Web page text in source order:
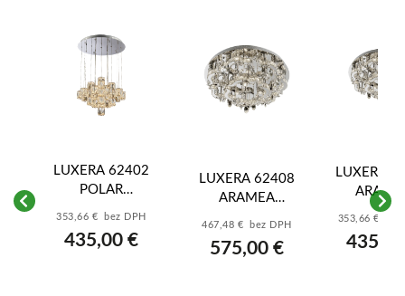
LUXERA 62402
POLAR
LED/90W,3000K,
353,66 € bez DPH
435,00 €
LUXERA 62408
ARAMEA
LED/33W,3000K,
467,48 € bez DPH
575,00 €
LUXERA
LED/
353,66 € bez